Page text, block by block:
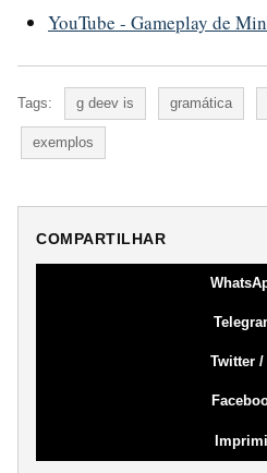
YouTube - Gameplay de
Tags: g deev is gramática
exemplos
COMPARTILHAR
Twitter /